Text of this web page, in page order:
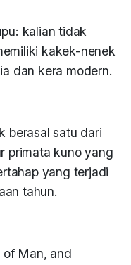
kalian tidak
kakek-nenek
dan kera modern.
berasal satu dari
primata kuno yang
yang terjadi
tahun.
of Man, and